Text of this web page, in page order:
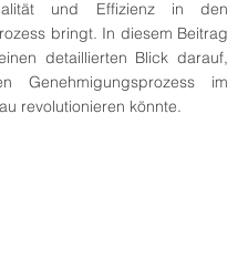
und Effizienz in den
bringt. In diesem Beitrag
detaillierten Blick darauf,
Genehmigungsprozess im
revolutionieren könnte.